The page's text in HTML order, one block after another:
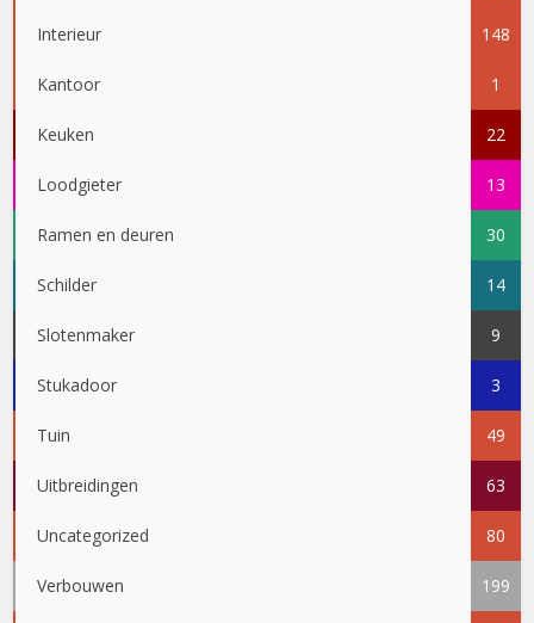
Interieur 148
Kantoor 1
Keuken 22
Loodgieter 13
Ramen en deuren 30
Schilder 14
Slotenmaker 9
Stukadoor 3
Tuin 49
Uitbreidingen 63
Uncategorized 80
Verbouwen 199